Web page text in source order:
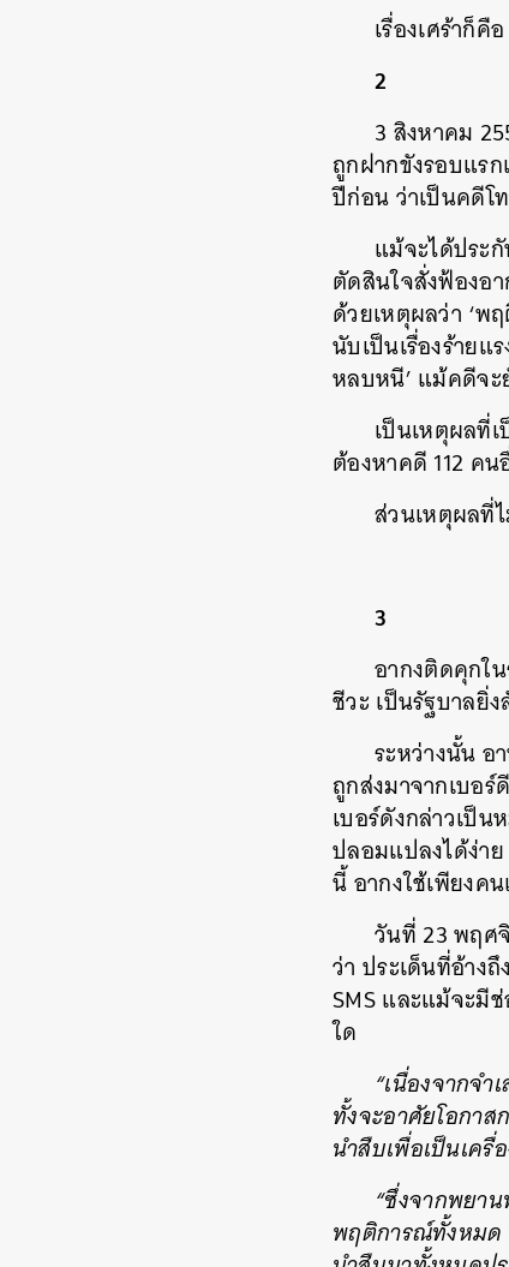
เรื่องเศร้าก็
2
3 สิงหาคม
ถูกฝากขังรอบแรก
ปีก่อน ว่าเป็นคดีโ
แม้จะได้ประ
ตัดสินใจสั่งฟ้องอ
ด้วยเหตุผลว่า ‘พ
นับเป็นเรื่องร้ายแ
หลบหนี’ แม้คดีจะ
เป็นเหตุผลที่
ต้องหาคดี 112 ค
ส่วนเหตุผลที่
3
อากงติดคุกใ
ชีวะ เป็นรัฐบาลยิ่
ระหว่างนั้น อ
ถูกส่งมาจากเบอ
เบอร์ดังกล่าวเป็
ปลอมแปลงได้ง่า
นี้ อากงใช้เพียงค
วันที่ 23 พฤศ
ว่า ประเด็นที่อ้าง
SMS และแม้จะมี
ใด
“เนื่องจากจ
ทั้งจะอาศัยโอกา
นำสืบเพื่อเป็นเครื่
“ซึ่งจากพยา
พฤติการณ์ทั้งหมด